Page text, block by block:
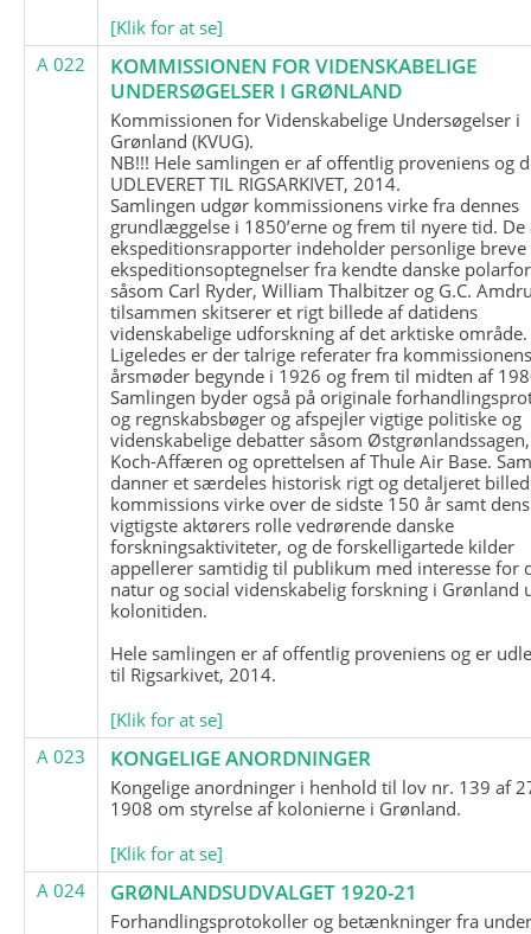
[Klik for at se]
A 022
KOMMISSIONEN FOR VIDENSKABELIGE
UNDERSØGELSER I GRØNLAND
Kommissionen for Videnskabelige Undersøgelser i
Grønland (KVUG).
NB!!! Hele samlingen er af offentlig proveniens og
UDLEVERET TIL RIGSARKIVET, 2014.
Samlingen udgør kommissionens virke fra dennes
grundlæggelse i 1850’erne og frem til nyere tid.
ekspeditionsrapporter indeholder personlige breve
ekspeditionsoptegnelser fra kendte danske
såsom Carl Ryder, William Thalbitzer og G.C.
tilsammen skitserer et rigt billede af datidens
videnskabelige udforskning af det arktiske område.
Ligeledes er der talrige referater fra
årsmøder begynde i 1926 og frem til midten af
Samlingen byder også på originale
og regnskabsbøger og afspejler vigtige politiske og
videnskabelige debatter såsom
Koch-Affæren og oprettelsen af Thule Air Base.
danner et særdeles historisk rigt og detaljeret
kommissions virke over de sidste 150 år samt dens
vigtigste aktørers rolle vedrørende danske
forskningsaktiviteter, og de forskelligartede kilder
appellerer samtidig til publikum med interesse for
natur og social videnskabelig forskning i Grønland
kolonitiden.
Hele samlingen er af offentlig proveniens og er
til Rigsarkivet, 2014.
[Klik for at se]
A 023
KONGELIGE ANORDNINGER
Kongelige anordninger i henhold til lov nr. 139 af
1908 om styrelse af kolonierne i Grønland.
[Klik for at se]
A 024
GRØNLANDSUDVALGET 1920-21
Forhandlingsprotokoller og betænkninger fra